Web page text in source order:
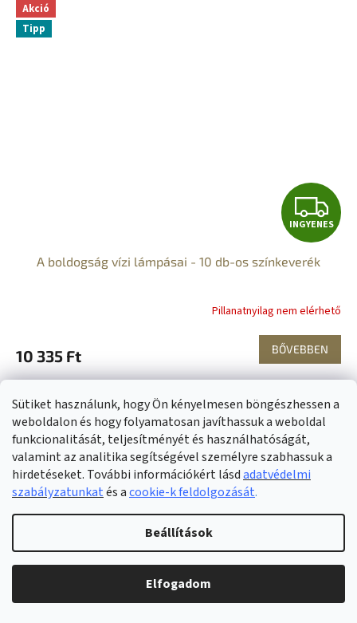
Sütiket használunk, hogy Ön kényelmesen böngészhessen a
weboldalon és hogy folyamatosan javíthassuk a weboldal
funkcionalitását, teljesítményét és használhatóságát,
valamint az analitika segítségével személyre szabhassuk a
hirdetéseket. További információkért lásdadatvédelmi
szabályzatunkatés acookie-k feldolgozását.
Beállítások
Elfogadom
Akció
Tipp
I
N
Y
E
N
E
INGYENES
A boldogság vízi lámpásai - 10 db-os színkeverék
Pillanatnyilag nem elérhető
10 335 Ft BŐVEBBEN
tartalmaz, amelyhez INGYENES SZÁLLÍTÁS jár. Egyedülálló,
boldogságot sugárzó vízi lámpásokat hozunk Önnek a...
Akció
Tipp